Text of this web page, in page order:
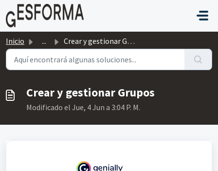
Saltar al contenido principal
Inicio ... Crear y gestionar Grupos
Crear y gestionar Grupos
Modificado el Jue, 4 Jun a 3:04 P. M.